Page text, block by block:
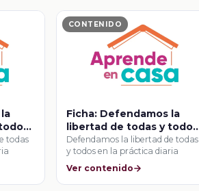
todas
CONTENIDO
Ficha: Defendamos la
libertad de todas y todos
en la práctica diaria
Defendamos la libertad de todas
y todos en la práctica diaria
Ver contenido